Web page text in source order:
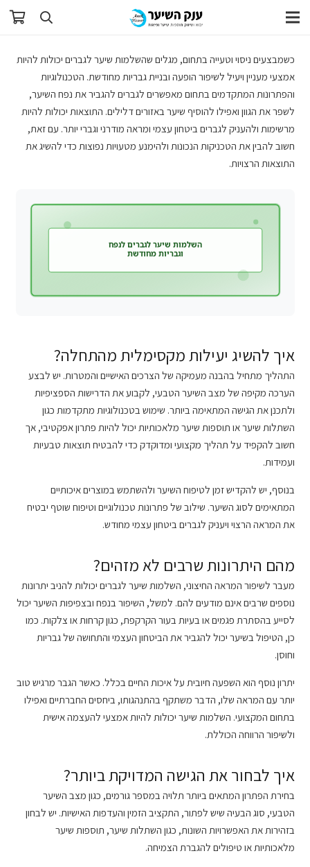
כשמבצעים ניסוי וטעייה בתחום, מגלים שהשלמות שיער לגברים יכולות להיות
אמצעי מעניין ויעיל לשיפור הופעה ובניית גבריות מחודשת. הטכנולוגיות
והפתרונות המתקדמים בתחום מאפשרים לגברים להגביר את נפח השיער,
לשפר את הגוון ואפילו להוסיף שיער באזורים דלילים. התוצאות יכולות להיות
מרשימות ולהעניק לגברים ביטחון עצמי ומראה מודרני וגברי יותר. עם זאת,
חשוב להבין את הטכניקות הנכונות ולהימנע מטעויות נפוצות כדי להשיג את
התוצאות הרצויות.
איך להשיג יעילות מקסימלית מהתחלה?
התהליך מתחיל בהבנה מעמיקה של הצרכים האישיים והמטרות. יש לבצע
הערכה מקיפה של מצב השיער הטבעי, לקבוע את הדרישות הספציפיות
ולתכנן את הגישה המתאימה ביותר. שימוש בטכנולוגיות מתקדמות כגון
השתלות שיער או תוספות שיער מלאכותיות יכול להיות פתרון אפקטיבי, אך
חשוב להקפיד על תהליך מקצועי ומדוקדק כדי להבטיח תוצאות טבעיות
ועמידות.
בנוסף, יש להקדיש זמן לטיפוח השיער ולהשתמש במוצרים איכותיים
המתאימים לסוג השיער. שילוב של פתרונות טכנולוגיים וטיפוח שוטף יבטיח
את המראה הרצוי ויעניק לגברים ביטחון עצמי מחודש.
מהם היתרונות שרבים לא מזהים?
מעבר לשיפור המראה החיצוני, השלמות שיער לגברים יכולות להניב יתרונות
נוספים שרבים אינם מודעים להם. למשל, השיפור בנפח ובצפיפות השיער יכול
לסייע בהסתרת פגמים או בעיות בעור הקרקפת, כגון קרחות או צלקות. כמו
כן, הטיפול בשיער יכול להגביר את הביטחון העצמי והתחושה של גבריות
וחוסן.
יתרון נוסף הוא השפעה חיובית על איכות החיים בכלל. כאשר הגבר מרגיש טוב
יותר עם המראה שלו, הדבר משתקף בהתנהגותו, ביחסים החברתיים ואפילו
בתחום המקצועי. השלמות שיער יכולות להיות אמצעי להעצמה אישית
ולשיפור הרווחה הכוללת.
איך לבחור את הגישה המדויקת ביותר?
בחירת הפתרון המתאים ביותר תלויה במספר גורמים, כגון מצב השיער
הטבעי, סוג הבעיה שיש לפתור, התקציב הזמין והעדפות האישיות. יש לבחון
בזהירות את האפשרויות השונות, כגון השתלות שיער, תוספות שיער
מלאכותיות או טיפולים להגברת הצמיחה.